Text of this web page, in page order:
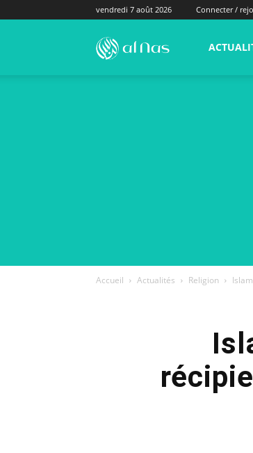
vendredi 7 août 2026 Connecter /
alNas.fr
Accueil Actualités Religion